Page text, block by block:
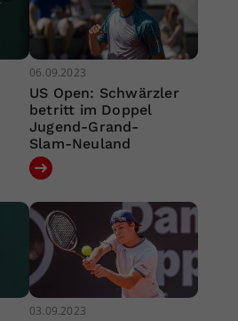
06.09.2023
US Open: Schwärzler
betritt im Doppel
Jugend-Grand-
Slam-Neuland
03.09.2023